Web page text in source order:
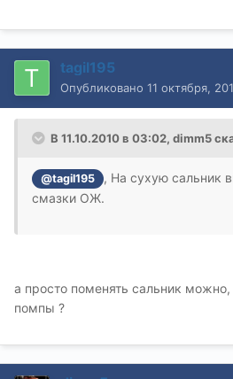
tagil195
Опубликовано 11 октября,
В 11.10.2010 в 03:02, dimm5
@tagil195
, На сухую сальник
смазки ОЖ.
а просто поменять сальник
помпы ?